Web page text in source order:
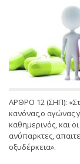
ΑΡΘΡΟ 12 (ΣΗΠ):
κανόνας,ο αγώνας
καθημερινός, και
ανύπαρκτες,
οξυδέρκεια».